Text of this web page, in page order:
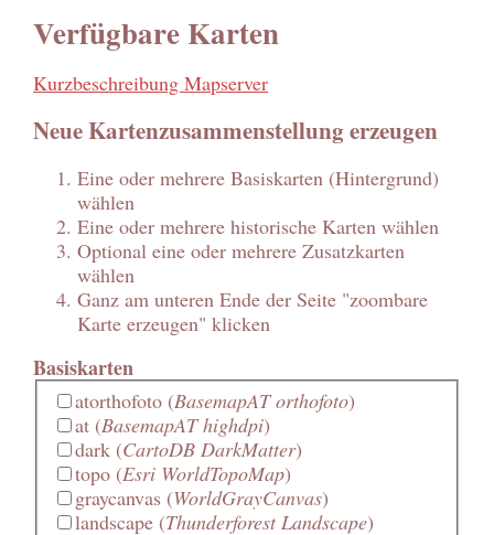
Verfügbare Karten
Kurzbeschreibung Mapserver
Neue Kartenzusammenstellung erzeugen
Eine oder mehrere Basiskarten (Hintergrund)
wählen
Eine oder mehrere historische Karten wählen
Optional eine oder mehrere Zusatzkarten
wählen
Ganz am unteren Ende der Seite "zoombare
Karte erzeugen" klicken
Basiskarten
atorthofoto(BasemapAT orthofoto)
at(BasemapAT highdpi)
dark(CartoDB DarkMatter)
topo(Esri WorldTopoMap)
graycanvas(WorldGrayCanvas)
landscape(Thunderforest Landscape)